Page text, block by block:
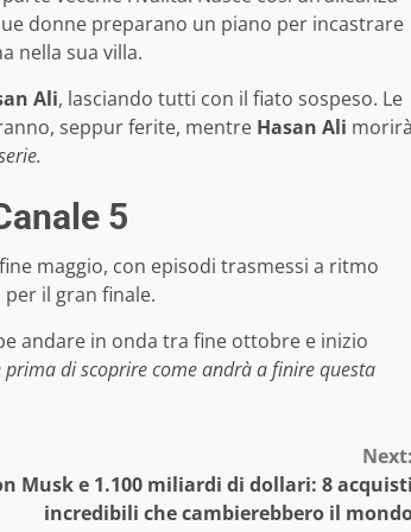
donne preparano un piano per incastrare
nella sua villa.
Ali, lasciando tutti con il fiato sospeso. Le
seppur ferite, mentre Hasan Ali morirà
5
maggio, con episodi trasmessi a ritmo
il gran finale.
andare in onda tra fine ottobre e inizio
di scoprire come andrà a finire questa
Next:
Musk e 1.100 miliardi di dollari: 8 acquisti
incredibili che cambierebbero il